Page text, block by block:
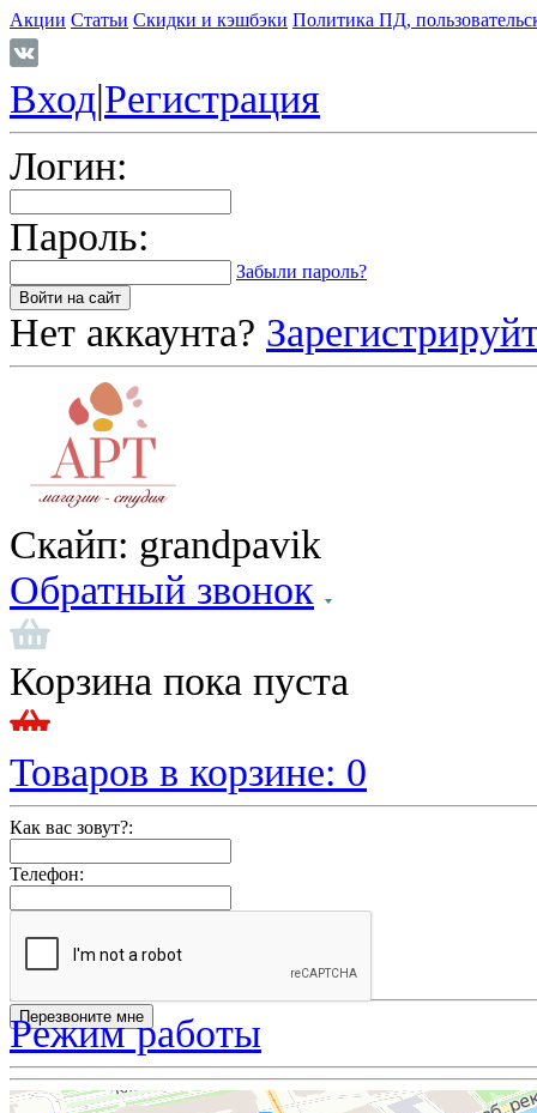
Акции Статьи Скидки и кэшбэки Политика ПД,
Вход|Регистрация
Логин:
Пароль:
Забыли пароль?
Нет аккаунта?
Скайп: grandpavik
Обратный звонок
Корзина пока пуста
Товаров в корзине: 0
Как вас зовут?:
Телефон:
Режим работы